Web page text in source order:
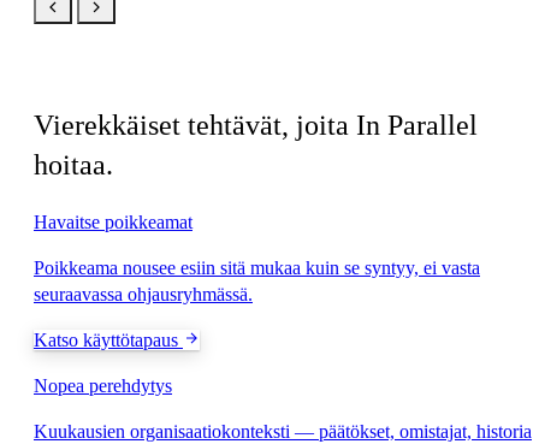
Vierekkäiset tehtävät, joita In Parallel
hoitaa.
Havaitse poikkeamat
Poikkeama nousee esiin sitä mukaa kuin se syntyy, ei vasta
seuraavassa ohjausryhmässä.
Katso käyttötapaus
Nopea perehdytys
Kuukausien organisaatiokonteksti — päätökset, omistajat, historia